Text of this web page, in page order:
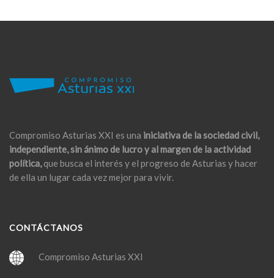
Compromiso Asturias XXI es una iniciativa de la sociedad civil,
independiente, sin ánimo de lucro y al margen de la actividad
política,que busca el interés y el progreso de Asturias y hacer
de ella un lugar cada vez mejor para vivir.
CONTÁCTANOS
Compromiso Asturias XXI